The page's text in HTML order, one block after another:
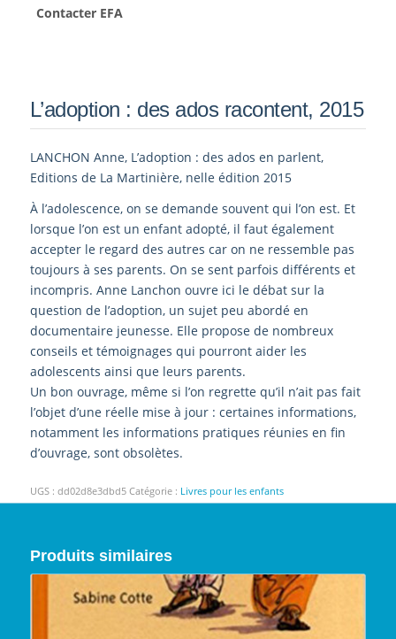
Contacter EFA
L’adoption : des ados racontent, 2015
LANCHON Anne, L’adoption : des ados en parlent,
Editions de La Martinière, nelle édition 2015
À l’adolescence, on se demande souvent qui l’on est. Et
lorsque l’on est un enfant adopté, il faut également
accepter le regard des autres car on ne ressemble pas
toujours à ses parents. On se sent parfois différents et
incompris. Anne Lanchon ouvre ici le débat sur la
question de l’adoption, un sujet peu abordé en
documentaire jeunesse. Elle propose de nombreux
conseils et témoignages qui pourront aider les
adolescents ainsi que leurs parents.
Un bon ouvrage, même si l’on regrette qu’il n’ait pas fait
l’objet d’une réelle mise à jour : certaines informations,
notamment les informations pratiques réunies en fin
d’ouvrage, sont obsolètes.
UGS : dd02d8e3dbd5 Catégorie : Livres pour les enfants
Produits similaires